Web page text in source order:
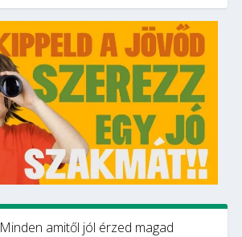
Minden amitől jól érzed magad